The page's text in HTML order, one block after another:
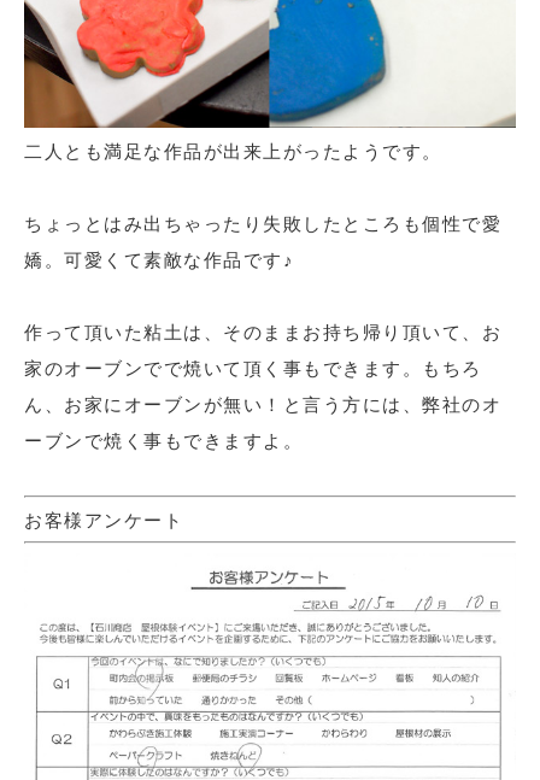
二人とも満足な作品が出来上がったようです。
ちょっとはみ出ちゃったり失敗したところも個性で愛
嬌。可愛くて素敵な作品です♪
作って頂いた粘土は、そのままお持ち帰り頂いて、お
家のオーブンでで焼いて頂く事もできます。もちろ
ん、お家にオーブンが無い！と言う方には、弊社のオ
ーブンで焼く事もできますよ。
お客様アンケート